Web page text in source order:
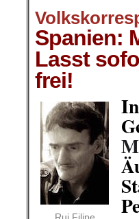
Spanien:
Lasst
frei!